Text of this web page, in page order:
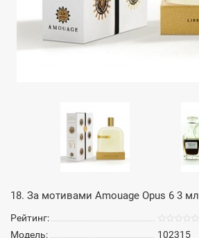
18. За мотивами Amouage Opus 6 3 мл
Рейтинг:
Модель:
102315